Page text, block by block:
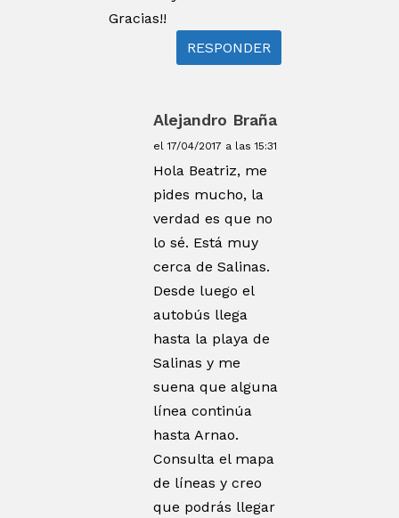
Gracias!!
RESPONDER
Alejandro Braña
el 17/04/2017 a las 15:31
Hola Beatriz, me
pides mucho, la
verdad es que no
lo sé. Está muy
cerca de Salinas.
Desde luego el
autobús llega
hasta la playa de
Salinas y me
suena que alguna
línea continúa
hasta Arnao.
Consulta el mapa
de líneas y creo
que podrás llegar